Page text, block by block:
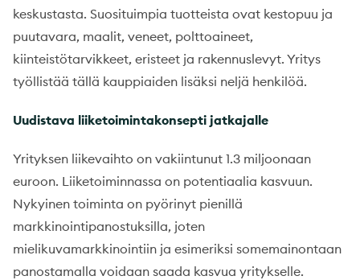
keskustasta. Suosituimpia tuotteista ovat kestopuu ja
puutavara, maalit, veneet, polttoaineet,
kiinteistötarvikkeet, eristeet ja rakennuslevyt. Yritys
työllistää tällä kauppiaiden lisäksi neljä henkilöä.
Uudistava liiketoimintakonsepti jatkajalle
Yrityksen liikevaihto on vakiintunut 1.3 miljoonaan
euroon. Liiketoiminnassa on potentiaalia kasvuun.
Nykyinen toiminta on pyörinyt pienillä
markkinointipanostuksilla, joten
mielikuvamarkkinointiin ja esimeriksi somemainontaan
panostamalla voidaan saada kasvua yritykselle.